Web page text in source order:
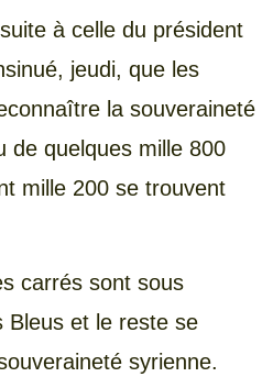
à celle du président
jeudi, que les
la souveraineté
de quelques mille 800
mille 200 se trouvent
carrés sont sous
Bleus et le reste se
syrienne.